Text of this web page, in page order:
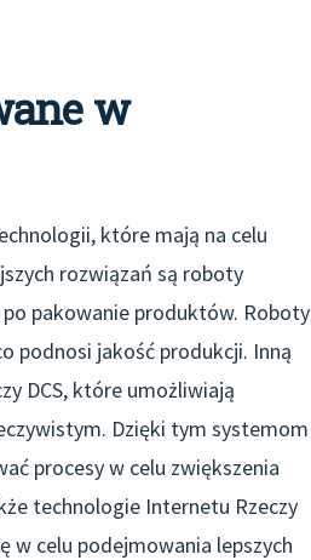
w
które mają na celu
rozwiązań są roboty
pakowanie produktów. Roboty
podnosi jakość produkcji. Inną
DCS, które umożliwiają
Dzięki tym systemom
procesy w celu zwiększenia
technologie Internetu Rzeczy
w celu podejmowania lepszych